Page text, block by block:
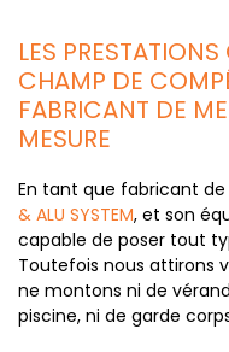
LES
CHAMP DE
FABRICANT DE
MESURE
En tant que fabricant de
& ALU SYSTEM, et son
capable de poser tout
Toutefois nous attirons
ne montons ni de
piscine, ni de garde